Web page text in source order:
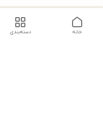
دسته‌بندی خانه